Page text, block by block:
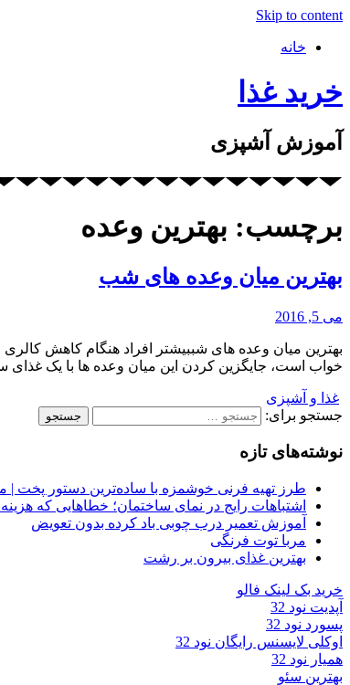
Skip to content
خانه
خرید غذا
آموزش آشپزی
برچسب: بهترین وعده
بهترین میان وعده های شب
می 5, 2016
بهترین میان وعده های شببیشتر افراد هنگام کاهش
خواب است، جایگزین کردن این میان وعده ها با یک
غذا و آشپزی
جستجو برای:
نوشته‌های تازه
طرز تهیه فرنی خوشمزه با ساده‌ترین دستور پخت |
اشتباهات رایج در نمای ساختمان؛ خطاهایی که
آموزش تعمیر درب چوبی باد کرده بدون تعویض
مربا توت فرنگی
بهترین غذای بیرون بر رشت
خرید بک لینک فالو
آپدیت نود 32
پسورد نود 32
اوکلی لایسنس رایگان نود 32
همیار نود 32
بهترین سئو